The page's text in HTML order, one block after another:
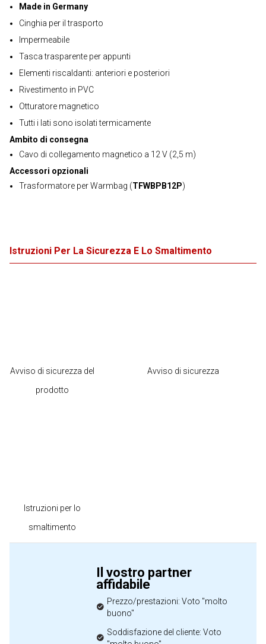
Made in Germany
Cinghia per il trasporto
Impermeabile
Tasca trasparente per appunti
Elementi riscaldanti: anteriori e posteriori
Rivestimento in PVC
Otturatore magnetico
Tutti i lati sono isolati termicamente
Ambito di consegna
Cavo di collegamento magnetico a 12 V (2,5 m)
Accessori opzionali
Trasformatore per Warmbag (TFWBPB12P)
Istruzioni Per La Sicurezza E Lo Smaltimento
Avviso di sicurezza del
prodotto
Avviso di sicurezza
Istruzioni per lo
smaltimento
Il vostro partner
affidabile
Prezzo/prestazioni: Voto "molto
buono"
Soddisfazione del cliente: Voto